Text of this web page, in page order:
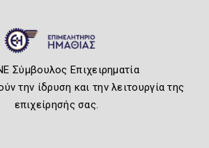
Σύμβουλος Επιχειρηματία
την ίδρυση και την λειτουργία της
επιχείρησής σας.